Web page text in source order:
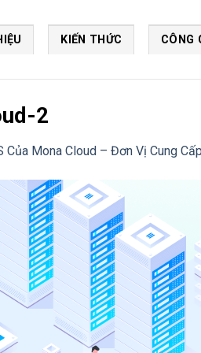
KIẾN THỨC CÔNG
2
Của Mona Cloud – Đơn Vị Cung